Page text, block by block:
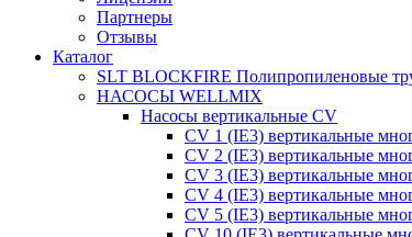
Партнеры
Отзывы
Каталог
SLT BLOCKFIRE Полипропиленовые
НАСОСЫ WELLMIX
Насосы вертикальные CV
CV 1 (IE3) вертикальные
CV 2 (IE3) вертикальные
CV 3 (IE3) вертикальные
CV 4 (IE3) вертикальные
CV 5 (IE3) вертикальные